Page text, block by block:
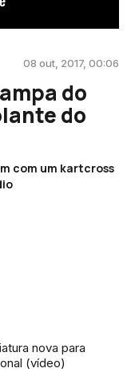
08 out, 2017, 00:06
do
do
com um kartcross
nova para
(vídeo)